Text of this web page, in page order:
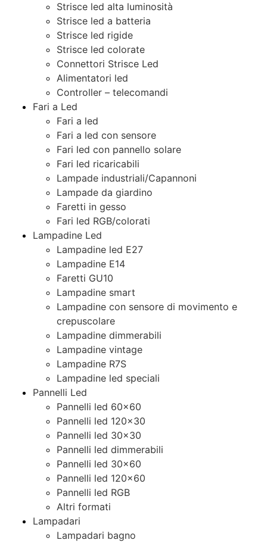
Strisce led alta luminosità
Strisce led a batteria
Strisce led rigide
Strisce led colorate
Connettori Strisce Led
Alimentatori led
Controller – telecomandi
Fari a Led
Fari a led
Fari a led con sensore
Fari led con pannello solare
Fari led ricaricabili
Lampade industriali/Capannoni
Lampade da giardino
Faretti in gesso
Fari led RGB/colorati
Lampadine Led
Lampadine led E27
Lampadine E14
Faretti GU10
Lampadine smart
Lampadine con sensore di movimento e
crepuscolare
Lampadine dimmerabili
Lampadine vintage
Lampadine R7S
Lampadine led speciali
Pannelli Led
Pannelli led 60×60
Pannelli led 120×30
Pannelli led 30×30
Pannelli led dimmerabili
Pannelli led 30×60
Pannelli led 120×60
Pannelli led RGB
Altri formati
Lampadari
Lampadari bagno